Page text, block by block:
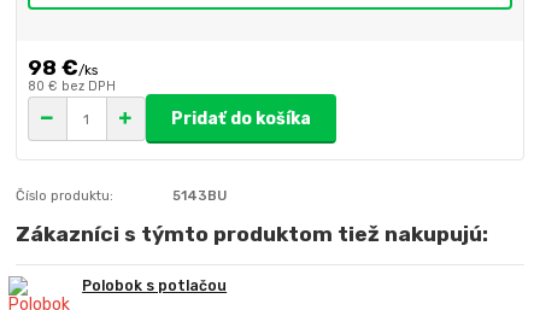
98 €/ks
80 € bez DPH
Pridať do košíka
Číslo produktu: 5143BU
Zákazníci s týmto produktom tiež nakupujú:
Polobok s potlačou